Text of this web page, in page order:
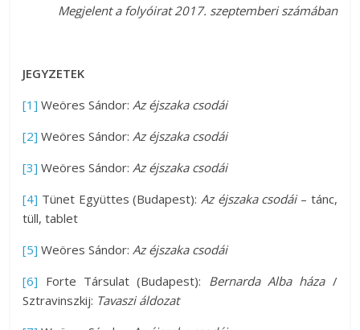
Megjelent a folyóirat 2017. szeptemberi számában
JEGYZETEK
[1] Weöres Sándor:Az éjszaka csodái
[2] Weöres Sándor:Az éjszaka csodái
[3] Weöres Sándor:Az éjszaka csodái
[4] Tünet Együttes (Budapest): Az éjszaka csodái– tánc,
tüll, tablet
[5] Weöres Sándor:Az éjszaka csodái
[6] Forte Társulat (Budapest): Bernarda Alba háza/
Sztravinszkij: Tavaszi áldozat